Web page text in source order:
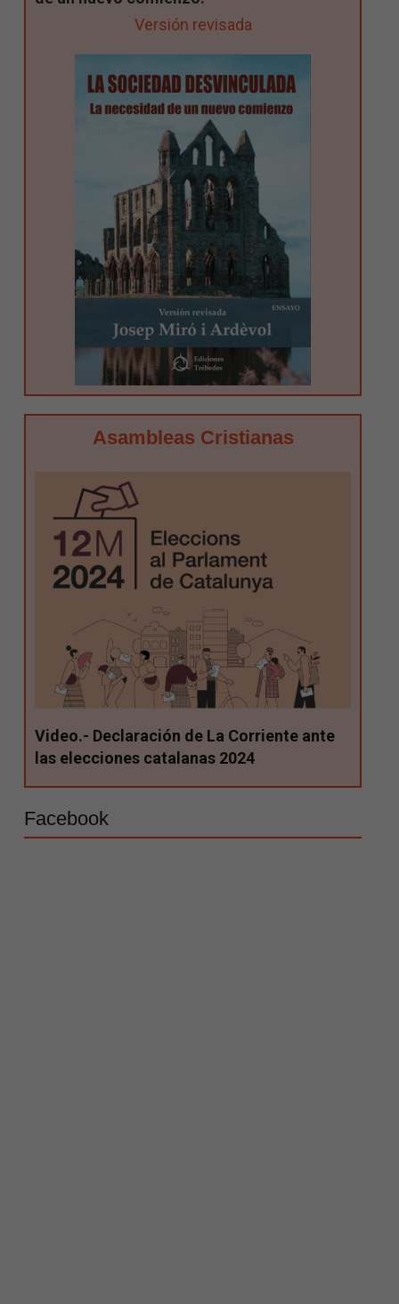
Versión revisada
Asambleas Cristianas
Video.- Declaración de La Corriente ante
las elecciones catalanas 2024
Facebook